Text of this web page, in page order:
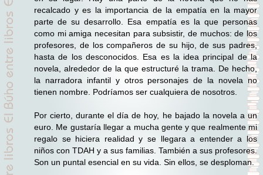
recalcado y es la importancia de la empatía en la mayor
parte de su desarrollo. Esa empatía es la que personas
como mi amiga necesitan para subsistir, de muchos: de los
profesores, de los compañeros de su hijo, de sus padres,
hasta de los desconocidos. Esa es la idea principal de la
novela, alrededor de la que estructuré la trama. De hecho,
la narradora infantil y otros personajes de la novela no
tienen nombre. Podríamos ser cualquiera de nosotros.
Por cierto, durante el día de hoy, he bajado la novela a un
euro. Me gustaría llegar a mucha gente y que realmente mi
regalo se hiciera realidad y se llegara a entender a los
niños con TDAH y a sus familias. También a sus profesores.
Son un puntal esencial en su vida. Sin ellos, se desploman.